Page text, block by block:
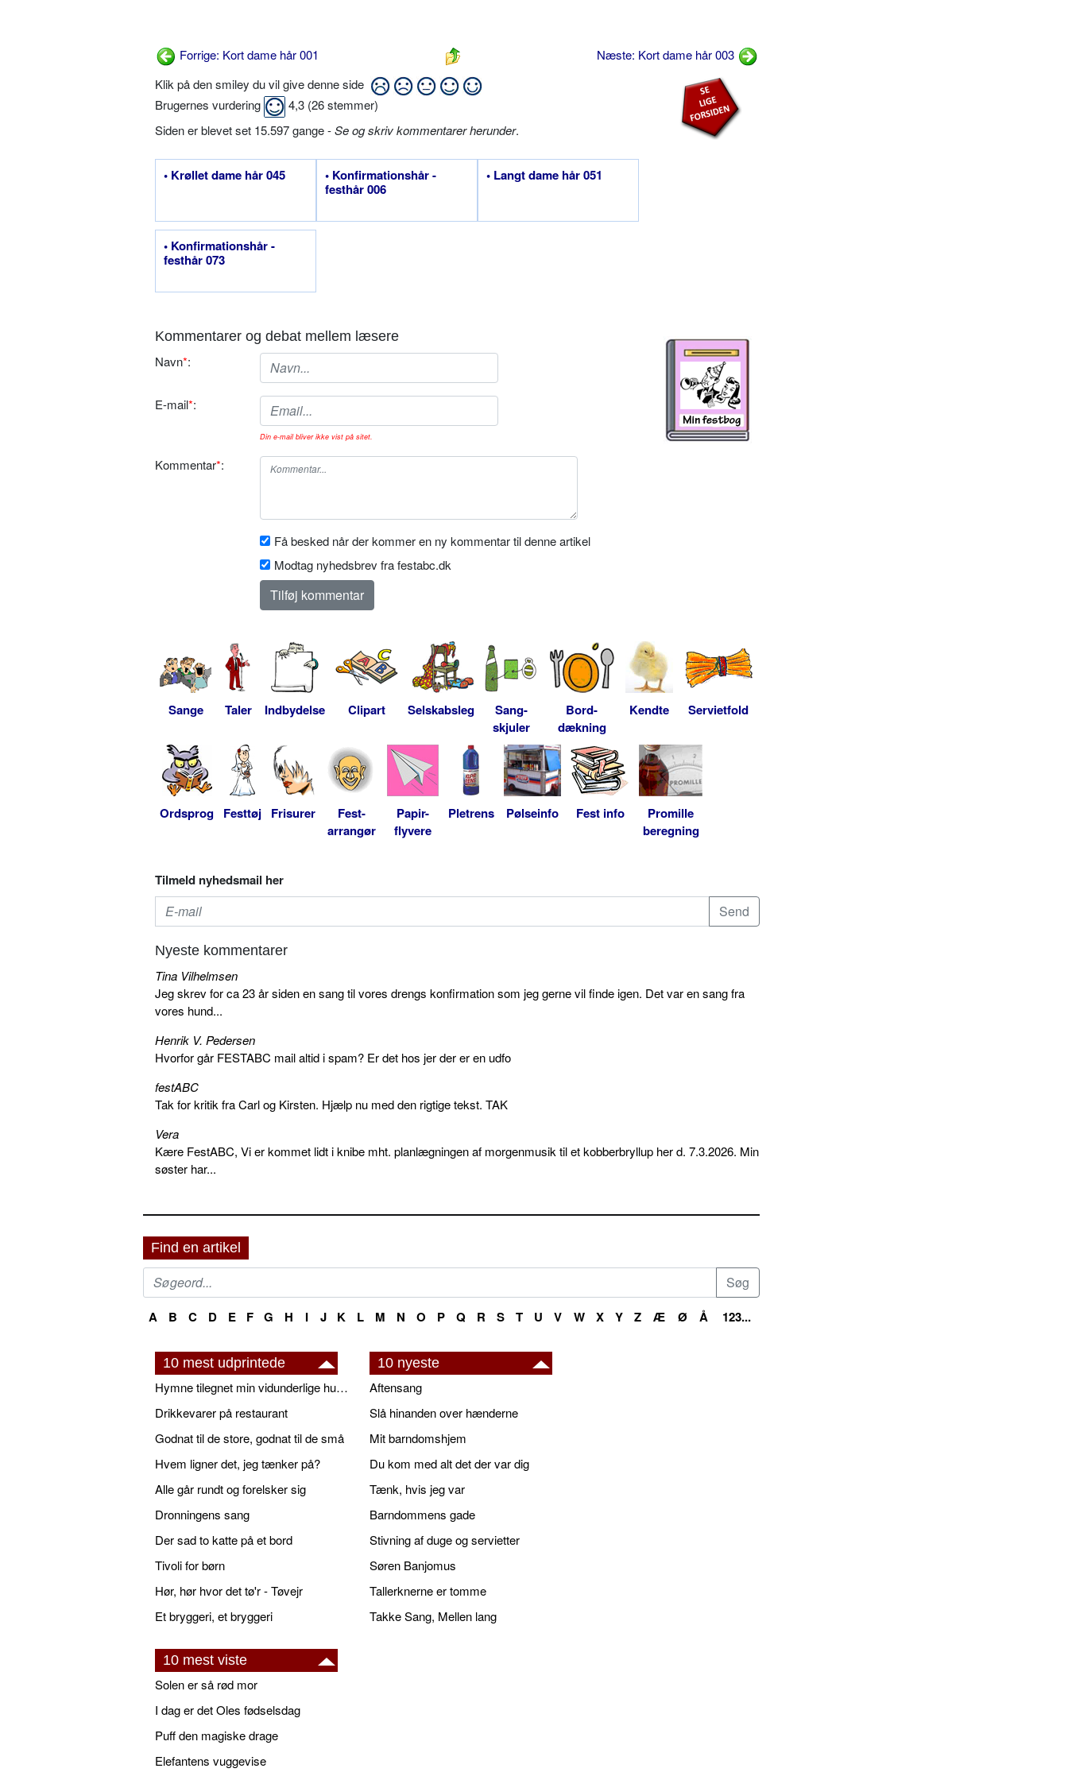
Forrige: Kort dame hår 001
Næste: Kort dame hår 003
Klik på den smiley du vil give denne side
Brugernes vurdering
4,3 (26stemmer)
Siden er blevet set 15.597 gange -Se og skriv kommentarer herunder.
• Krøllet dame hår 045
• Konfirmationshår -
festhår 006
• Langt dame hår 051
• Konfirmationshår -
festhår 073
Kommentarer og debat mellem læsere
Navn*:
E-mail*:
Din e-mail bliver ikke vist på sitet.
Kommentar*:
Få besked når der kommer en ny kommentar til denne artikel
Modtag nyhedsbrev fra festabc.dk
Sange Taler Indbydelse Clipart Selskabsleg
Sang-
skjuler
Bord-
dækning
Kendte Servietfold
Ordsprog Festtøj Frisurer
Fest-
arrangør
Papir-
flyvere
Pletrens Pølseinfo Fest info
Promille
beregning
Tilmeld nyhedsmail her
Nyeste kommentarer
Tina Vilhelmsen
Jeg skrev for ca 23 år siden en sang til vores drengs konfirmation som jeg gerne vil finde igen. Det var en sang fra
vores hund...
Henrik V. Pedersen
Hvorfor går FESTABC mail altid i spam? Er det hos jer der er en udfo
festABC
Tak for kritik fra Carl og Kirsten. Hjælp nu med den rigtige tekst. TAK
Vera
Kære FestABC, Vi er kommet lidt i knibe mht. planlægningen af morgenmusik til et kobberbryllup her d. 7.3.2026. Min
søster har...
Find en artikel
A B C D E F G H I J K L M N O P Q R S T U V W X Y Z Æ Ø Å 123...
10 mest udprintede
Hymne tilegnet min vidunderlige husbond
Drikkevarer på restaurant
Godnat til de store, godnat til de små
Hvem ligner det, jeg tænker på?
Alle går rundt og forelsker sig
Dronningens sang
Der sad to katte på et bord
Tivoli for børn
Hør, hør hvor det tø'r - Tøvejr
Et bryggeri, et bryggeri
10 nyeste
Aftensang
Slå hinanden over hænderne
Mit barndomshjem
Du kom med alt det der var dig
Tænk, hvis jeg var
Barndommens gade
Stivning af duge og servietter
Søren Banjomus
Tallerknerne er tomme
Takke Sang, Mellen lang
10 mest viste
Solen er så rød mor
I dag er det Oles fødselsdag
Puff den magiske drage
Elefantens vuggevise